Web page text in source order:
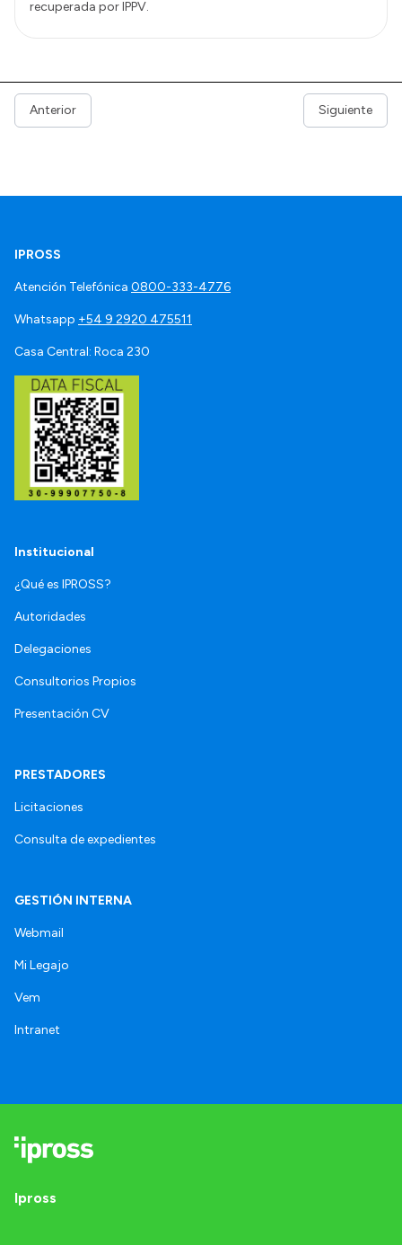
recuperada por IPPV.
Anterior Siguiente
IPROSS
Atención Telefónica 0800-333-4776
Whatsapp +54 9 2920 475511
Casa Central: Roca 230
Institucional
¿Qué es IPROSS?
Autoridades
Delegaciones
Consultorios Propios
Presentación CV
PRESTADORES
Licitaciones
Consulta de expedientes
GESTIÓN INTERNA
Webmail
Mi Legajo
Vem
Intranet
Ipross